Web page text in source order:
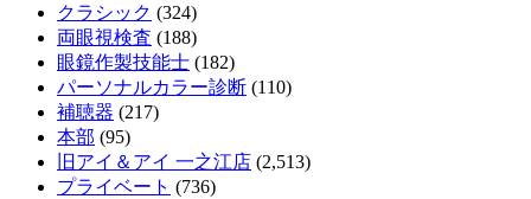
クラシック (324)
両眼視検査 (188)
眼鏡作製技能士 (182)
パーソナルカラー診断 (110)
補聴器 (217)
本部 (95)
旧アイ＆アイ 一之江店 (2,513)
プライベート (736)